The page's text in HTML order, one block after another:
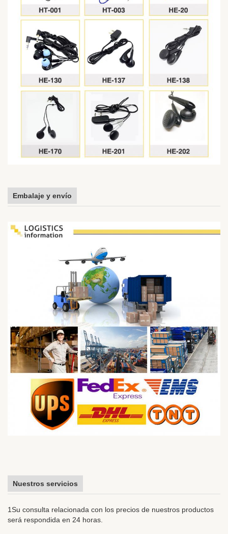
Embalaje y envío
Nuestros servicios
1Su consulta relacionada con los precios de nuestros productos
será respondida en 24 horas.